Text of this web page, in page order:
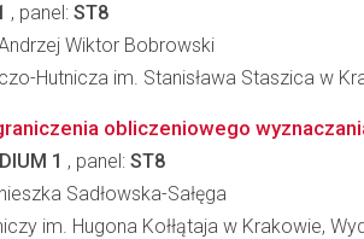
, panel: ST8
Wiktor Bobrowski
Hutnicza im. Stanisława Staszica w
obliczeniowego
1 , panel: ST8
Sadłowska-Sałęga
im. Hugona Kołłątaja w Krakowie,